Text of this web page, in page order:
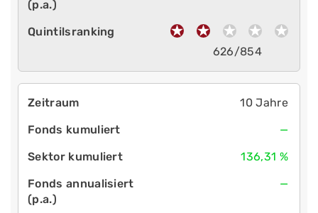
626/854
10 Jahre
—
136,31 %
—